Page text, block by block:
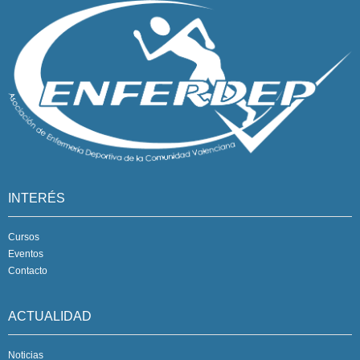
INTERÉS
Cursos
Eventos
Contacto
ACTUALIDAD
Noticias